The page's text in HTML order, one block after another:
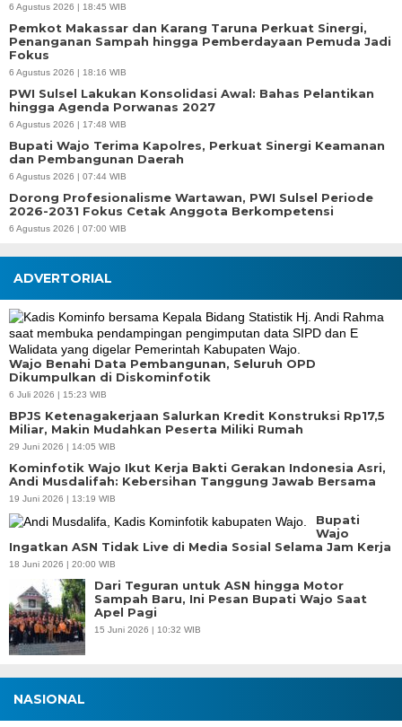
6 Agustus 2026 | 18:45 WIB
Pemkot Makassar dan Karang Taruna Perkuat Sinergi,
Penanganan Sampah hingga Pemberdayaan Pemuda Jadi
Fokus
6 Agustus 2026 | 18:16 WIB
PWI Sulsel Lakukan Konsolidasi Awal: Bahas Pelantikan
hingga Agenda Porwanas 2027
6 Agustus 2026 | 17:48 WIB
Bupati Wajo Terima Kapolres, Perkuat Sinergi Keamanan
dan Pembangunan Daerah
6 Agustus 2026 | 07:44 WIB
Dorong Profesionalisme Wartawan, PWI Sulsel Periode
2026-2031 Fokus Cetak Anggota Berkompetensi
6 Agustus 2026 | 07:00 WIB
ADVERTORIAL
Wajo Benahi Data Pembangunan, Seluruh OPD
Dikumpulkan di Diskominfotik
6 Juli 2026 | 15:23 WIB
BPJS Ketenagakerjaan Salurkan Kredit Konstruksi Rp17,5
Miliar, Makin Mudahkan Peserta Miliki Rumah
29 Juni 2026 | 14:05 WIB
Kominfotik Wajo Ikut Kerja Bakti Gerakan Indonesia Asri,
Andi Musdalifah: Kebersihan Tanggung Jawab Bersama
19 Juni 2026 | 13:19 WIB
Bupati
Wajo
Ingatkan ASN Tidak Live di Media Sosial Selama Jam Kerja
18 Juni 2026 | 20:00 WIB
Dari Teguran untuk ASN hingga Motor
Sampah Baru, Ini Pesan Bupati Wajo Saat
Apel Pagi
15 Juni 2026 | 10:32 WIB
NASIONAL